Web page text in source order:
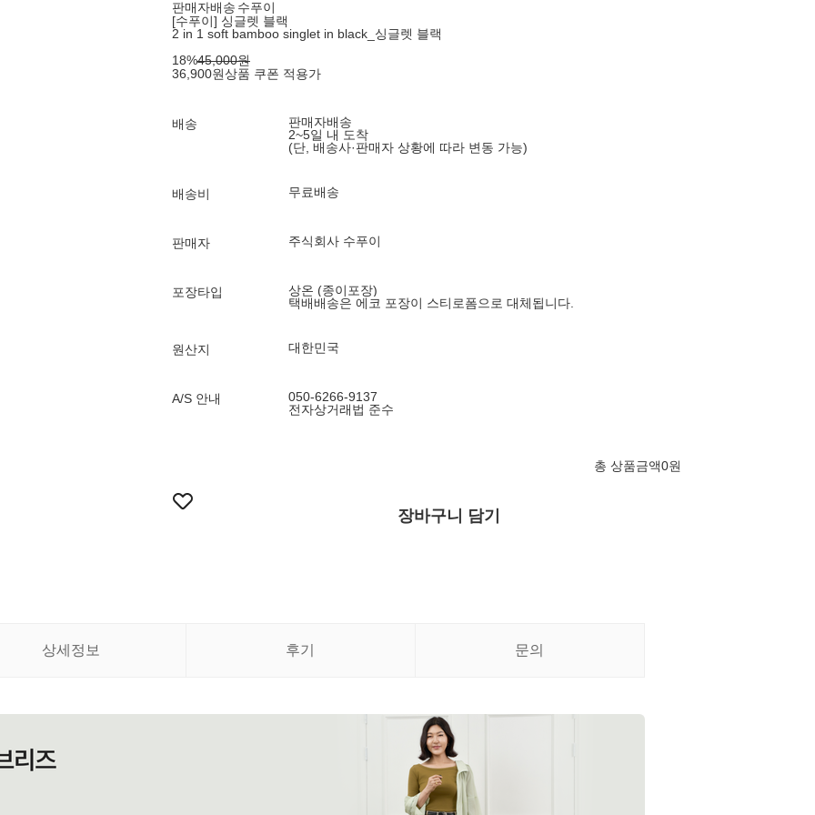
판매자배송 수푸이
[수푸이] 싱글렛 블랙
2 in 1 soft bamboo singlet in black_싱글렛 블랙
18%45,000원
36,900원상품 쿠폰 적용가
배송
판매자배송
2~5일 내 도착
(단, 배송사·판매자 상황에 따라 변동 가능)
배송비 무료배송
판매자 주식회사 수푸이
포장타입
상온 (종이포장)
택배배송은 에코 포장이 스티로폼으로 대체됩니다.
원산지 대한민국
A/S 안내
050-6266-9137
전자상거래법 준수
총 상품금액0원
장바구니 담기
상세정보 후기 문의